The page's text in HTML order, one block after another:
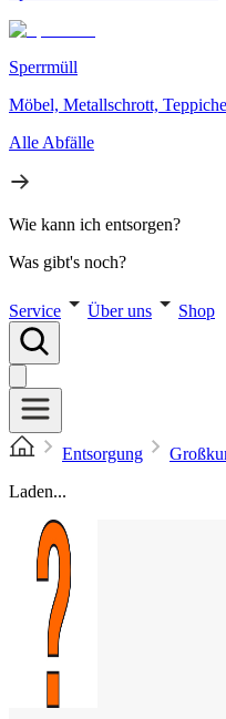
Sperrmüll
Möbel, Metallschrott,
Alle Abfälle
Wie kann ich entsorgen?
Was gibt's noch?
Service Über uns Shop
Entsorgung
Laden...